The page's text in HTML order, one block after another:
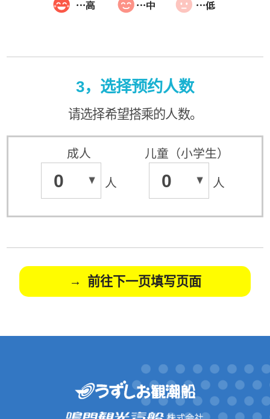
3，选择预约人数
请选择希望搭乘的人数。
成人
0 人
儿童（小学生）
0 人
前往下一页填写页面